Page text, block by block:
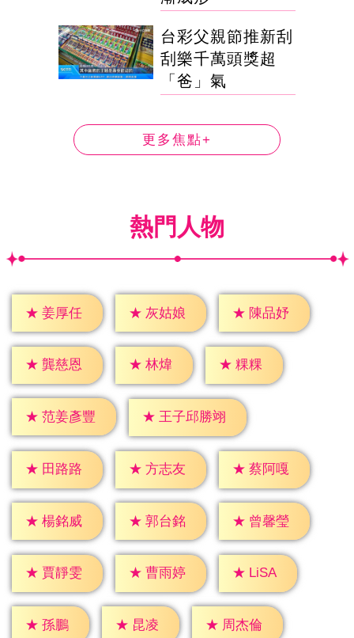
台彩父親節推新刮
刮樂千萬頭獎超
「爸」氣
更多焦點+
熱門人物
★ 姜厚任 ★ 灰姑娘 ★ 陳品妤
★ 龔慈恩 ★ 林煒 ★ 粿粿
★ 范姜彥豐 ★ 王子邱勝翊
★ 田路路 ★ 方志友 ★ 蔡阿嘎
★ 楊銘威 ★ 郭台銘 ★ 曾馨瑩
★ 賈靜雯 ★ 曹雨婷 ★ LiSA
★ 孫鵬 ★ 昆凌 ★ 周杰倫